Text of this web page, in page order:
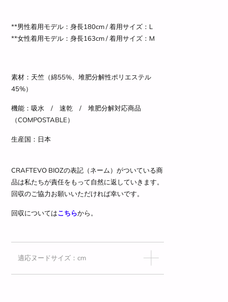
**男性着用モデル：身長180cm / 着用サイズ ：L
**女性着用モデル：身長163cm / 着用サイズ ：M
素材：天竺（綿55%、堆肥分解性ポリエステル
45%）
機能：吸水 / 速乾 / 堆肥分解対応商品
（COMPOSTABLE）
生産国：日本
CRAFTEVO BIOZの表記（ネーム）がついている商
品は私たちが責任をもって自然に返していきます。
回収のご協力お願いいただければ幸いです。
回収についてはこちらから。
適応ヌードサイズ：cm